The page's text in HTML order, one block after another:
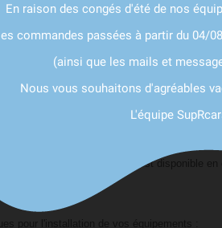
véhicule pour un rendu musclé et ultra
une intégration parfaite.
et à la gestion des flux d’air à haute
du Ferrari Purosangue sans
un caractère visuel extrême à votre
les amateurs de préparations haut de
. Leur installation est disponible
En raison des congés d'été de nos
commandes passées à partir du 04/
(ainsi que les mails et
Nous vous souhaitons d'agréables
L'équipe